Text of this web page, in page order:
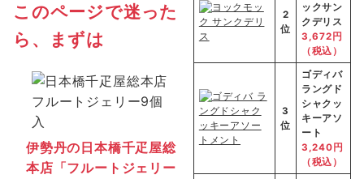
このページで迷った
ら、まずは
伊勢丹の 日本橋千疋屋総
本店 「フルートジェリー
2
位
ックサン
クデリス
3,672円
（税込）
3
位
ゴディバ
ラングド
シャクッ
キーアソ
ート
3,240円
（税込）